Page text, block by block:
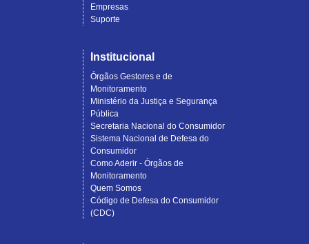
Empresas
Suporte
Institucional
Órgãos Gestores e de
Monitoramento
Ministério da Justiça e Segurança
Pública
Secretaria Nacional do Consumidor
Sistema Nacional de Defesa do
Consumidor
Como Aderir - Órgãos de
Monitoramento
Quem Somos
Código de Defesa do Consumidor
(CDC)